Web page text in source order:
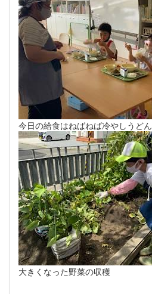
今日の給食はねばねば冷やしうどん
大きくなった野菜の収穫